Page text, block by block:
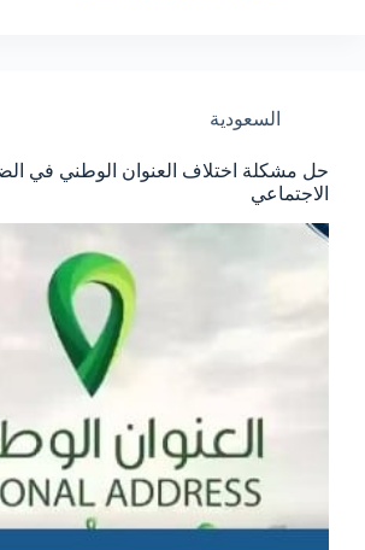
السعودية
حل مشكلة اختلاف العنوان الوطني في
الاجتماعي